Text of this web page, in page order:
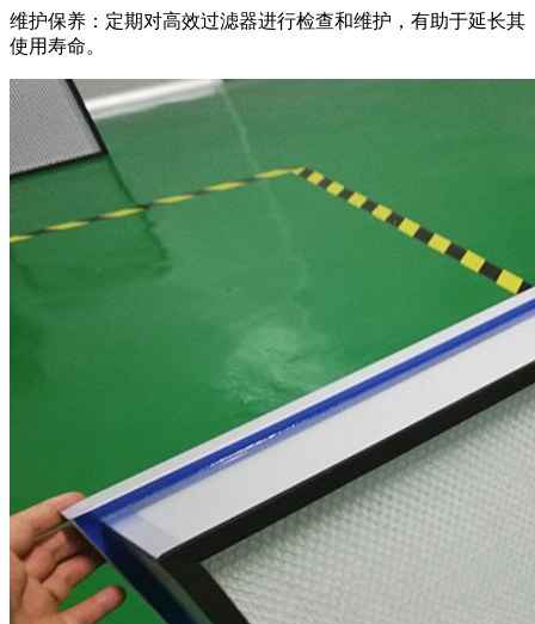
维护保养：定期对高效过滤器进行检查和维护，有助于延长其
使用寿命。